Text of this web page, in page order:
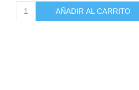
AÑADIR AL CARRITO